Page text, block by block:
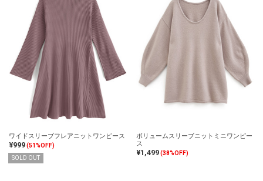
ワイドスリーブフレアニットワンピース
¥999(51%OFF)
SOLD OUT
ボリュームスリーブニットミニワンピー
ス
¥1,499(38%OFF)